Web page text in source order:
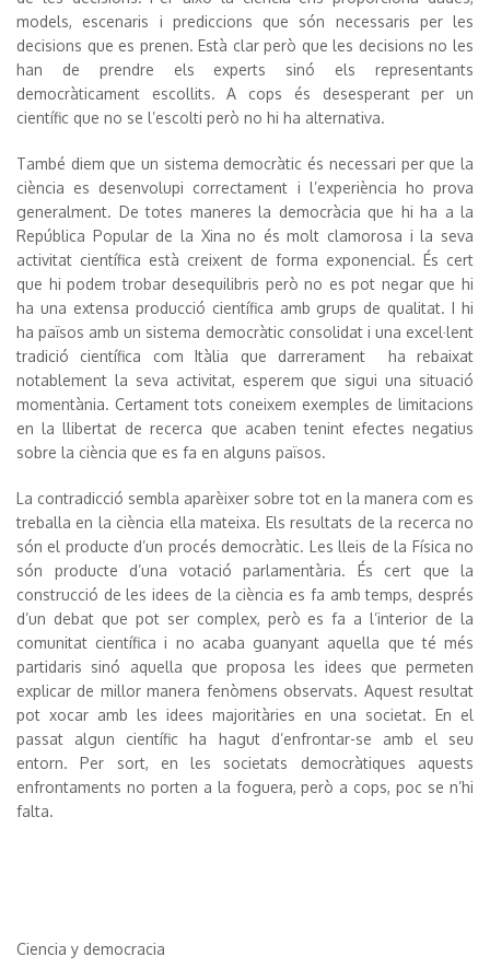
models, escenaris i prediccions que són necessaris per les
decisions que es prenen. Està clar però que les decisions no les
han de prendre els experts sinó els representants
democràticament escollits. A cops és desesperant per un
científic que no se l’escolti però no hi ha alternativa.
També diem que un sistema democràtic és necessari per que la
ciència es desenvolupi correctament i l’experiència ho prova
generalment. De totes maneres la democràcia que hi ha a la
República Popular de la Xina no és molt clamorosa i la seva
activitat científica està creixent de forma exponencial. És cert
que hi podem trobar desequilibris però no es pot negar que hi
ha una extensa producció científica amb grups de qualitat. I hi
ha països amb un sistema democràtic consolidat i una excel·lent
tradició científica com Itàlia que darrerament ha rebaixat
notablement la seva activitat, esperem que sigui una situació
momentània. Certament tots coneixem exemples de limitacions
en la llibertat de recerca que acaben tenint efectes negatius
sobre la ciència que es fa en alguns països.
La contradicció sembla aparèixer sobre tot en la manera com es
treballa en la ciència ella mateixa. Els resultats de la recerca no
són el producte d’un procés democràtic. Les lleis de la Física no
són producte d’una votació parlamentària. És cert que la
construcció de les idees de la ciència es fa amb temps, després
d’un debat que pot ser complex, però es fa a l’interior de la
comunitat científica i no acaba guanyant aquella que té més
partidaris sinó aquella que proposa les idees que permeten
explicar de millor manera fenòmens observats. Aquest resultat
pot xocar amb les idees majoritàries en una societat. En el
passat algun científic ha hagut d’enfrontar-se amb el seu
entorn. Per sort, en les societats democràtiques aquests
enfrontaments no porten a la foguera, però a cops, poc se n’hi
falta.
Ciencia y democracia